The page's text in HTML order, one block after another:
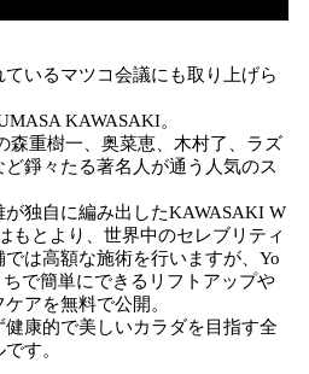
いるマツコ会議にも取り上げら
KAWASAKI。
森重樹一、奥菜恵、木村了、ラズ
ど錚々たる著名人が通う人気のス
独自に編み出したKAWASAKI W
もとより、世界中のセレブリティ
は高額な施術を行いますが、Yo
で簡単にできるリフトアップや
アを無料で公開。
康的で美しいカラダを目指す全
す。